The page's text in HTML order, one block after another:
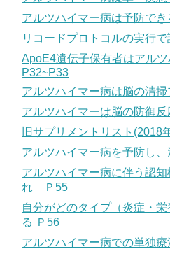
アルツハイマー病は予防で
リコードプロトコルの実行
ApoE4遺伝子保有者はアル
P32~P33
アルツハイマー病は脳の清
アルツハイマーは脳の防御
旧サプリメントリスト(2018
アルツハイマー病を予防し
アルツハイマー病に伴う認
れ Ｐ55
自分がどのタイプ（炎症・
る Ｐ56
アルツハイマー病での単独